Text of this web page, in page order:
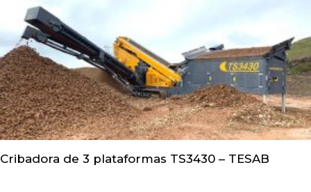
Cribadora de 3 plataformas TS3430 – TESAB